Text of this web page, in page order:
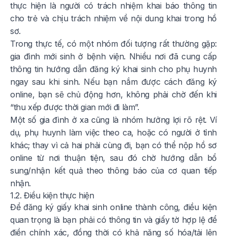
thực hiện là người có trách nhiệm khai báo thông tin
cho trẻ và chịu trách nhiệm về nội dung khai trong hồ
sơ.
Trong thực tế, có một nhóm đối tượng rất thường gặp:
gia đình mới sinh ở bệnh viện. Nhiều nơi đã cung cấp
thông tin hướng dẫn đăng ký khai sinh cho phụ huynh
ngay sau khi sinh. Nếu bạn nắm được cách đăng ký
online, bạn sẽ chủ động hơn, không phải chờ đến khi
“thu xếp được thời gian mới đi làm”.
Một số gia đình ở xa cũng là nhóm hưởng lợi rõ rệt. Ví
dụ, phụ huynh làm việc theo ca, hoặc có người ở tỉnh
khác; thay vì cả hai phải cùng đi, bạn có thể nộp hồ sơ
online từ nơi thuận tiện, sau đó chờ hướng dẫn bổ
sung/nhận kết quả theo thông báo của cơ quan tiếp
nhận.
1.2. Điều kiện thực hiện
Để đăng ký giấy khai sinh online thành công, điều kiện
quan trọng là bạn phải có thông tin và giấy tờ hợp lệ để
điền chính xác, đồng thời có khả năng số hóa/tải lên